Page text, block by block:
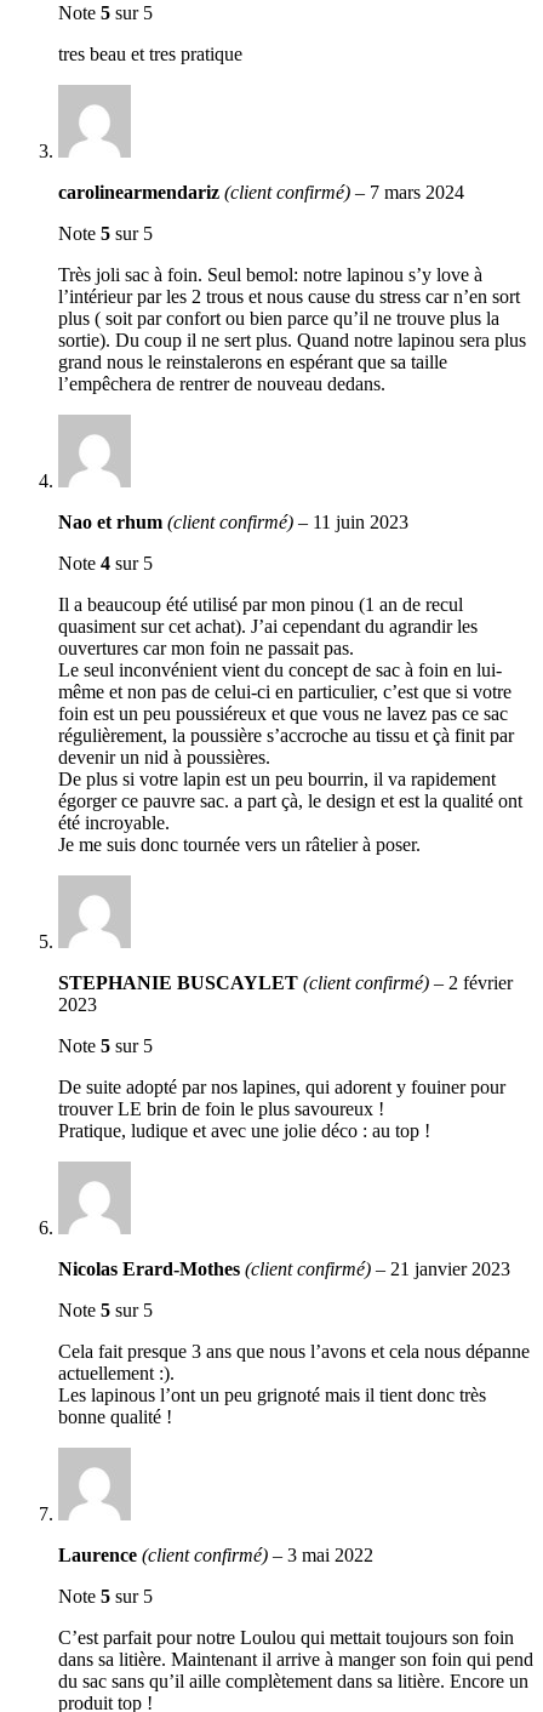
Note 5 sur 5
tres beau et tres pratique
carolinearmendariz (client confirmé) – 7 mars 2024
Note 5 sur 5
Très joli sac à foin. Seul bemol: notre lapinou s’y love à
l’intérieur par les 2 trous et nous cause du stress car n’en sort
plus ( soit par confort ou bien parce qu’il ne trouve plus la
sortie). Du coup il ne sert plus. Quand notre lapinou sera plus
grand nous le reinstalerons en espérant que sa taille
l’empêchera de rentrer de nouveau dedans.
Nao et rhum (client confirmé) – 11 juin 2023
Note 4 sur 5
Il a beaucoup été utilisé par mon pinou (1 an de recul
quasiment sur cet achat). J’ai cependant du agrandir les
ouvertures car mon foin ne passait pas.
Le seul inconvénient vient du concept de sac à foin en lui-
même et non pas de celui-ci en particulier, c’est que si votre
foin est un peu poussiéreux et que vous ne lavez pas ce sac
régulièrement, la poussière s’accroche au tissu et çà finit par
devenir un nid à poussières.
De plus si votre lapin est un peu bourrin, il va rapidement
égorger ce pauvre sac. a part çà, le design et est la qualité ont
été incroyable.
Je me suis donc tournée vers un râtelier à poser.
STEPHANIE BUSCAYLET (client confirmé) – 2 février
2023
Note 5 sur 5
De suite adopté par nos lapines, qui adorent y fouiner pour
trouver LE brin de foin le plus savoureux !
Pratique, ludique et avec une jolie déco : au top !
Nicolas Erard-Mothes (client confirmé) – 21 janvier 2023
Note 5 sur 5
Cela fait presque 3 ans que nous l’avons et cela nous dépanne
actuellement :).
Les lapinous l’ont un peu grignoté mais il tient donc très
bonne qualité !
Laurence (client confirmé) – 3 mai 2022
Note 5 sur 5
C’est parfait pour notre Loulou qui mettait toujours son foin
dans sa litière. Maintenant il arrive à manger son foin qui pend
du sac sans qu’il aille complètement dans sa litière. Encore un
produit top !